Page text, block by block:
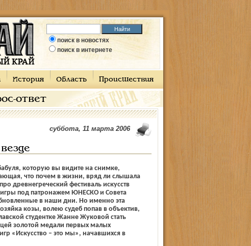
поиск в новостях
поиск в интернете
История Область Происшествия
ответ
суббота, 11 марта 2006
которую вы видите на снимке,
что почем в жизни, вряд ли слышала
древнегреческий фестиваль искусств
под патронажем ЮНЕСКО и Совета
в наши дни. Но именно эта
козы, волею судеб попав в объектив,
студентке Жанне Жуковой стать
золотой медали первых малых
«Искусство – это мы», начавшихся в